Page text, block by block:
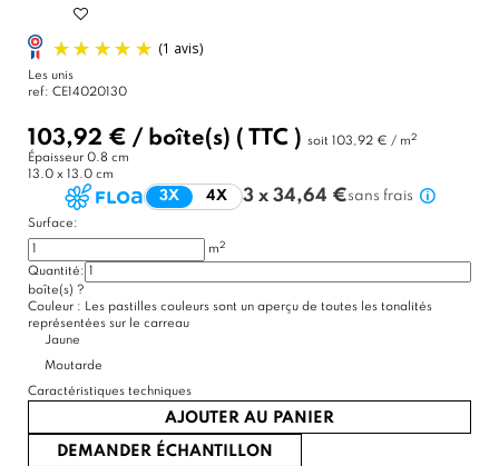
(1 avis)
Les unis
ref: CE14020130
103,92 € / boîte(s) ( TTC ) soit 103,92 € / m2
Épaisseur 0.8 cm
13.0 x 13.0 cm
3X 4X 3 x 34,64 €sans frais
Surface:
m2
Quantité:
boîte(s) ?
Couleur : Les pastilles couleurs sont un aperçu de toutes les tonalités
représentées sur le carreau
Jaune
Moutarde
Caractéristiques techniques
AJOUTER AU PANIER
DEMANDER ÉCHANTILLON